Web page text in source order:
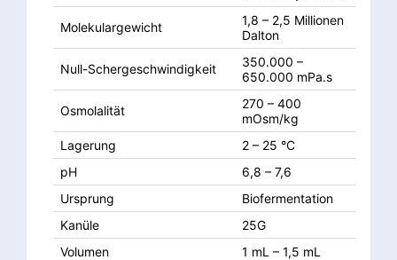
Molekulargewicht
1,8 – 2,5 Millionen
Dalton
Null-Schergeschwindigkeit
350.000 –
650.000 mPa.s
Osmolalität
270 – 400
mOsm/kg
Lagerung
2 – 25 °C
pH
6,8 – 7,6
Ursprung
Biofermentation
Kanüle
25G
Volumen
1 mL – 1,5 mL